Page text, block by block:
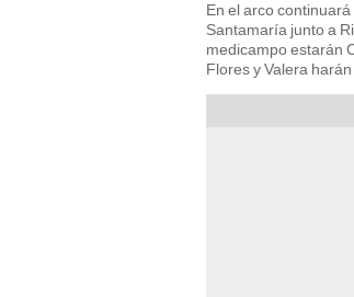
En el arco
Santamaría junto a
medicampo estarán
Flores y Valera